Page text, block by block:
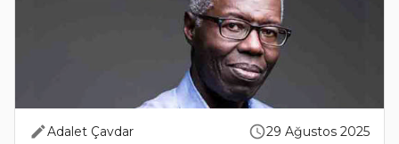
Adalet Çavdar 29 Ağustos 2025